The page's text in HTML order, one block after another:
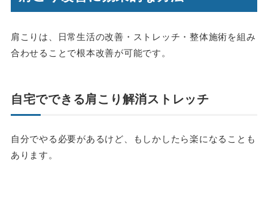
肩こりは、日常生活の改善・ストレッチ・整体施術を組み
合わせることで根本改善が可能です。
自宅でできる肩こり解消ストレッチ
自分でやる必要があるけど、もしかしたら楽になることも
あります。